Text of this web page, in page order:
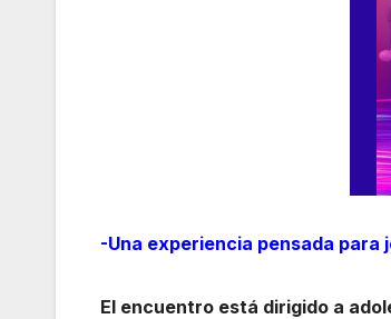
-Una experiencia pensada para
El encuentro está dirigido a